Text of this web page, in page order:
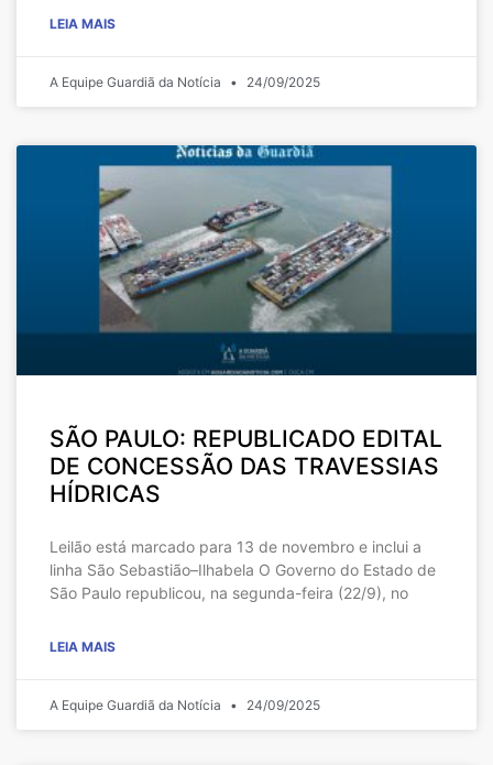
LEIA MAIS
A Equipe Guardiã da Notícia 24/09/2025
SÃO PAULO: REPUBLICADO EDITAL
DE CONCESSÃO DAS TRAVESSIAS
HÍDRICAS
Leilão está marcado para 13 de novembro e inclui a
linha São Sebastião–Ilhabela O Governo do Estado de
São Paulo republicou, na segunda-feira (22/9), no
LEIA MAIS
A Equipe Guardiã da Notícia 24/09/2025